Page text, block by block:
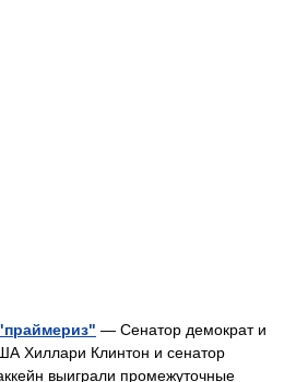
— Сенатор демократ и
Хиллари Клинтон и сенатор
выиграли промежуточные